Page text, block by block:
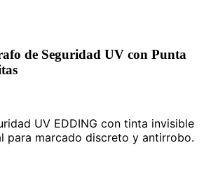
de Seguridad UV con Punta
UV EDDING con tinta invisible
para marcado discreto y antirrobo.